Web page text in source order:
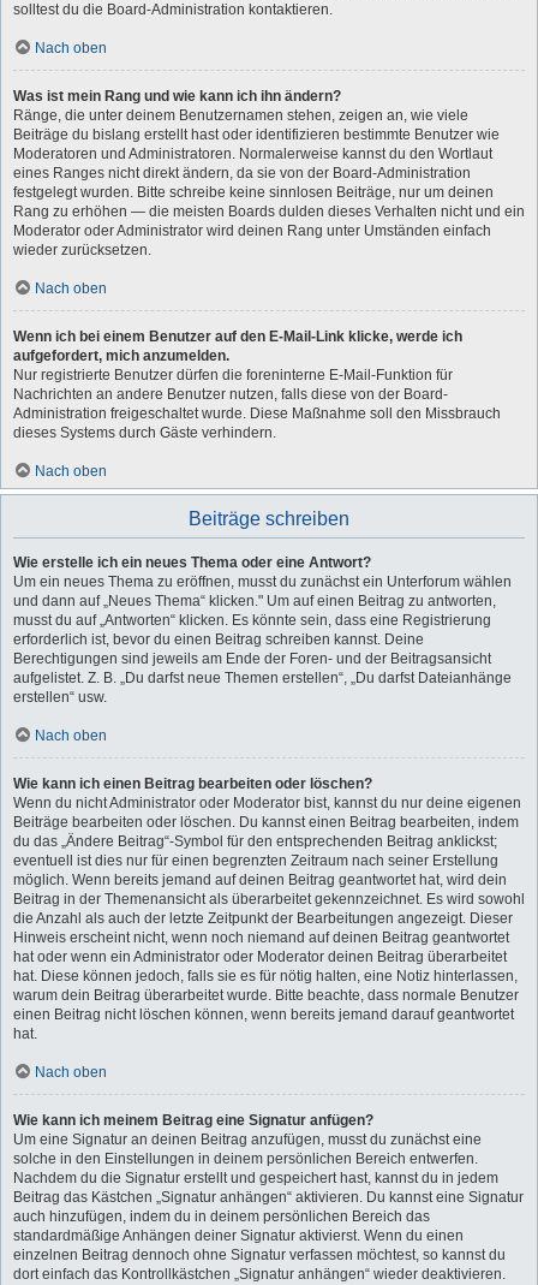
solltest du die Board-Administration kontaktieren.
Nach oben
Was ist mein Rang und wie kann ich ihn ändern?
Ränge, die unter deinem Benutzernamen stehen, zeigen an, wie viele
Beiträge du bislang erstellt hast oder identifizieren bestimmte Benutzer wie
Moderatoren und Administratoren. Normalerweise kannst du den Wortlaut
eines Ranges nicht direkt ändern, da sie von der Board-Administration
festgelegt wurden. Bitte schreibe keine sinnlosen Beiträge, nur um deinen
Rang zu erhöhen — die meisten Boards dulden dieses Verhalten nicht und ein
Moderator oder Administrator wird deinen Rang unter Umständen einfach
wieder zurücksetzen.
Nach oben
Wenn ich bei einem Benutzer auf den E-Mail-Link klicke, werde ich
aufgefordert, mich anzumelden.
Nur registrierte Benutzer dürfen die foreninterne E-Mail-Funktion für
Nachrichten an andere Benutzer nutzen, falls diese von der Board-
Administration freigeschaltet wurde. Diese Maßnahme soll den Missbrauch
dieses Systems durch Gäste verhindern.
Nach oben
Beiträge schreiben
Wie erstelle ich ein neues Thema oder eine Antwort?
Um ein neues Thema zu eröffnen, musst du zunächst ein Unterforum wählen
und dann auf „Neues Thema“ klicken." Um auf einen Beitrag zu antworten,
musst du auf „Antworten“ klicken. Es könnte sein, dass eine Registrierung
erforderlich ist, bevor du einen Beitrag schreiben kannst. Deine
Berechtigungen sind jeweils am Ende der Foren- und der Beitragsansicht
aufgelistet. Z. B. „Du darfst neue Themen erstellen“, „Du darfst Dateianhänge
erstellen“ usw.
Nach oben
Wie kann ich einen Beitrag bearbeiten oder löschen?
Wenn du nicht Administrator oder Moderator bist, kannst du nur deine eigenen
Beiträge bearbeiten oder löschen. Du kannst einen Beitrag bearbeiten, indem
du das „Ändere Beitrag“-Symbol für den entsprechenden Beitrag anklickst;
eventuell ist dies nur für einen begrenzten Zeitraum nach seiner Erstellung
möglich. Wenn bereits jemand auf deinen Beitrag geantwortet hat, wird dein
Beitrag in der Themenansicht als überarbeitet gekennzeichnet. Es wird sowohl
die Anzahl als auch der letzte Zeitpunkt der Bearbeitungen angezeigt. Dieser
Hinweis erscheint nicht, wenn noch niemand auf deinen Beitrag geantwortet
hat oder wenn ein Administrator oder Moderator deinen Beitrag überarbeitet
hat. Diese können jedoch, falls sie es für nötig halten, eine Notiz hinterlassen,
warum dein Beitrag überarbeitet wurde. Bitte beachte, dass normale Benutzer
einen Beitrag nicht löschen können, wenn bereits jemand darauf geantwortet
hat.
Nach oben
Wie kann ich meinem Beitrag eine Signatur anfügen?
Um eine Signatur an deinen Beitrag anzufügen, musst du zunächst eine
solche in den Einstellungen in deinem persönlichen Bereich entwerfen.
Nachdem du die Signatur erstellt und gespeichert hast, kannst du in jedem
Beitrag das Kästchen „Signatur anhängen“ aktivieren. Du kannst eine Signatur
auch hinzufügen, indem du in deinem persönlichen Bereich das
standardmäßige Anhängen deiner Signatur aktivierst. Wenn du einen
einzelnen Beitrag dennoch ohne Signatur verfassen möchtest, so kannst du
dort einfach das Kontrollkästchen „Signatur anhängen“ wieder deaktivieren.